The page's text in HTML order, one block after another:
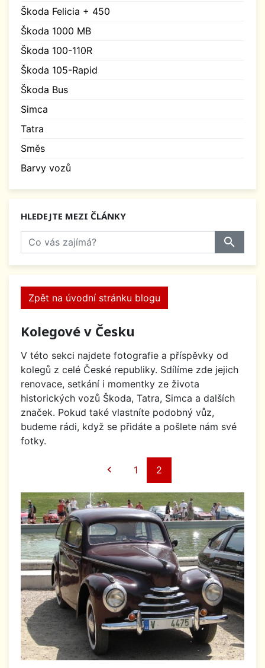
Škoda Felicia + 450
Škoda 1000 MB
Škoda 100-110R
Škoda 105-Rapid
Škoda Bus
Simca
Tatra
Směs
Barvy vozů
HLEDEJTE MEZI ČLÁNKY
search
Zpět na úvodní stránku blogu
Kolegové v Česku
V této sekci najdete fotografie a příspěvky od
kolegů z celé České republiky. Sdílíme zde jejich
renovace, setkání i momentky ze života
historických vozů Škoda, Tatra, Simca a dalších
značek. Pokud také vlastníte podobný vůz,
budeme rádi, když se přidáte a pošlete nám své
fotky.
Předchozí
 1 2